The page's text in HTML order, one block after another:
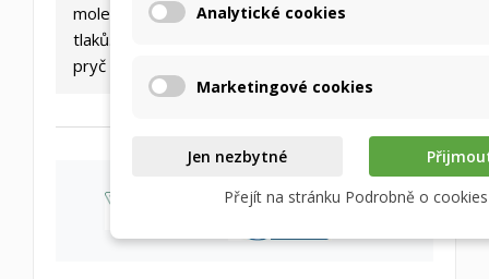
molekuly vodní páry díky rozdílu parciálních
tlaků. Pachy, kouř či škodliviny jsou odváděny
pryč z objektu proudem odpadního vzduchu.
Analytické cookies
Marketingové cookies
Jen nezbytné
Přejít na stránku Podrobně o cookies